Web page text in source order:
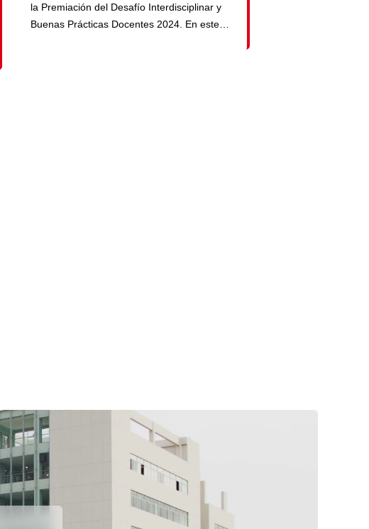
la Premiación del Desafío Interdisciplinar y
Buenas Prácticas Docentes 2024. En este